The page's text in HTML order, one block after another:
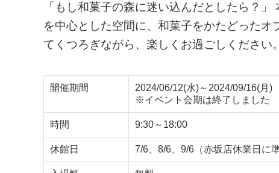
「もし和菓子の森に迷い込んだとしたら？
を中心とした空間に、和菓子をかたどった
てくつろぎながら、楽しくお過ごしください。
開催期間
2024/06/12(水)～2024/09/16(月)
※イベント会期は終了しました
時間 9:30～18:00
休館日 7/6、8/6、9/6（赤坂店休業日に準